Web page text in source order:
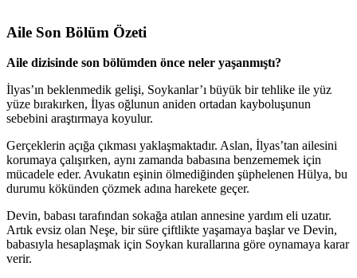
Aile Son Bölüm Özeti
Aile dizisinde son bölümden önce neler yaşanmıştı?
İlyas’ın beklenmedik gelişi, Soykanlar’ı büyük bir tehlike ile yüz
yüze bırakırken, İlyas oğlunun aniden ortadan kayboluşunun
sebebini araştırmaya koyulur.
Gerçeklerin açığa çıkması yaklaşmaktadır. Aslan, İlyas’tan ailesini
korumaya çalışırken, aynı zamanda babasına benzememek için
mücadele eder. Avukatın eşinin ölmediğinden şüphelenen Hülya, bu
durumu kökünden çözmek adına harekete geçer.
Devin, babası tarafından sokağa atılan annesine yardım eli uzatır.
Artık evsiz olan Neşe, bir süre çiftlikte yaşamaya başlar ve Devin,
babasıyla hesaplaşmak için Soykan kurallarına göre oynamaya karar
verir.